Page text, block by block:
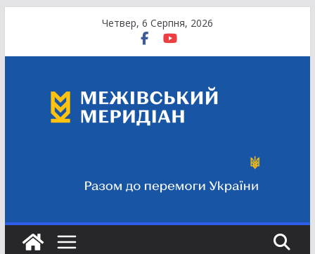
вмісту
Четвер, 6 Серпня, 2026